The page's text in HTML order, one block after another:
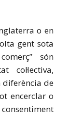
o en
gent sota
són
col·lectiva,
diferència de
encerclar o